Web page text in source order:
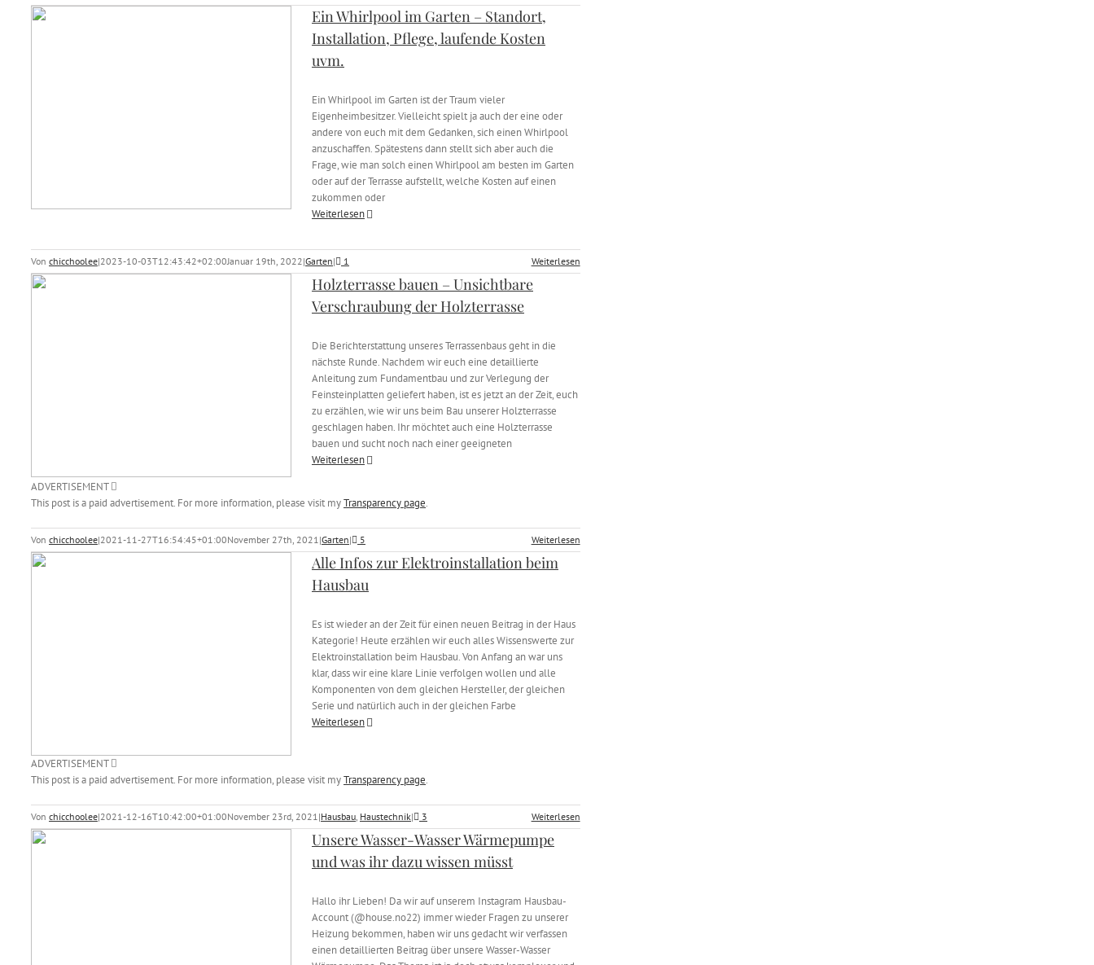
Ein Whirlpool im Garten – Standort,
Installation, Pflege, laufende Kosten
uvm.
Ein Whirlpool im Garten ist der Traum vieler
Eigenheimbesitzer. Vielleicht spielt ja auch der eine oder
andere von euch mit dem Gedanken, sich einen Whirlpool
anzuschaffen. Spätestens dann stellt sich aber auch die
Frage, wie man solch einen Whirlpool am besten im Garten
oder auf der Terrasse aufstellt, welche Kosten auf einen
zukommen oder
Weiterlesen
Von chicchoolee|2023-10-03T12:43:42+02:00Januar 19th, 2022|Garten| 1 Weiterlesen
Holzterrasse bauen – Unsichtbare
Verschraubung der Holzterrasse
Die Berichterstattung unseres Terrassenbaus geht in die
nächste Runde. Nachdem wir euch eine detaillierte
Anleitung zum Fundamentbau und zur Verlegung der
Feinsteinplatten geliefert haben, ist es jetzt an der Zeit, euch
zu erzählen, wie wir uns beim Bau unserer Holzterrasse
geschlagen haben. Ihr möchtet auch eine Holzterrasse
bauen und sucht noch nach einer geeigneten
Weiterlesen
ADVERTISEMENT
This post is a paid advertisement. For more information, please visit myTransparency page.
Von chicchoolee|2021-11-27T16:54:45+01:00November 27th, 2021|Garten| 5 Weiterlesen
Alle Infos zur Elektroinstallation beim
Hausbau
Es ist wieder an der Zeit für einen neuen Beitrag in der Haus
Kategorie! Heute erzählen wir euch alles Wissenswerte zur
Elektroinstallation beim Hausbau. Von Anfang an war uns
klar, dass wir eine klare Linie verfolgen wollen und alle
Komponenten von dem gleichen Hersteller, der gleichen
Serie und natürlich auch in der gleichen Farbe
Weiterlesen
ADVERTISEMENT
This post is a paid advertisement. For more information, please visit myTransparency page.
Von chicchoolee|2021-12-16T10:42:00+01:00November 23rd, 2021|Hausbau, Haustechnik| 3 Weiterlesen
Unsere Wasser-Wasser Wärmepumpe
und was ihr dazu wissen müsst
Hallo ihr Lieben! Da wir auf unserem Instagram Hausbau-
Account (@house.no22) immer wieder Fragen zu unserer
Heizung bekommen, haben wir uns gedacht wir verfassen
einen detaillierten Beitrag über unsere Wasser-Wasser